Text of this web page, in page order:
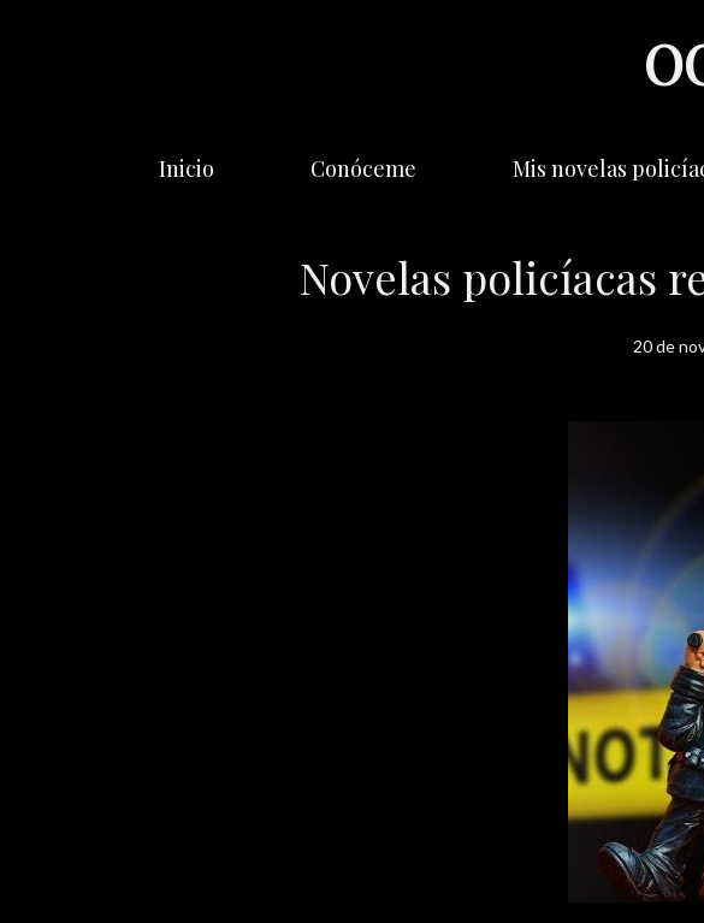
Inicio Conóceme Mis novelas
Novelas policíacas
20 de